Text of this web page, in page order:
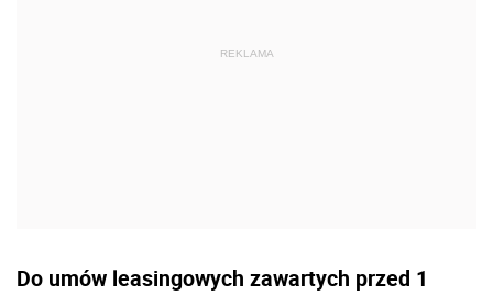
Do umów leasingowych zawartych przed 1